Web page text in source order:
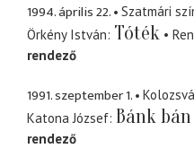
1994. április 22.
Szatmári
Örkény István Tóték
rendező
1991. szeptember 1.
Katona József Bánk bán
rendező